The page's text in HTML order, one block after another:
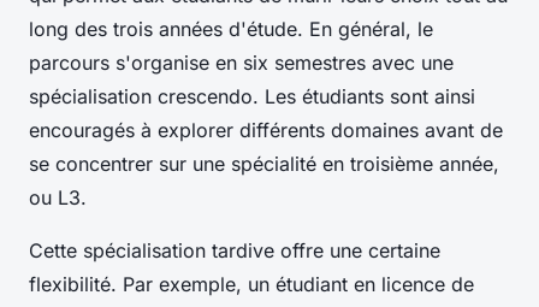
long des trois années d'étude. En général, le
parcours s'organise en six semestres avec une
spécialisation crescendo. Les étudiants sont ainsi
encouragés à explorer différents domaines avant de
se concentrer sur une spécialité en troisième année,
ou L3.
Cette spécialisation tardive offre une certaine
flexibilité. Par exemple, un étudiant en licence de